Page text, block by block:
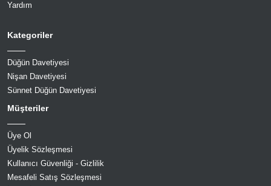
Yardım
Kategoriler
Düğün Davetiyesi
Nişan Davetiyesi
Sünnet Düğün Davetiyesi
Müşteriler
Üye Ol
Üyelik Sözleşmesi
Kullanıcı Güvenliği - Gizlilik
Mesafeli Satış Sözleşmesi